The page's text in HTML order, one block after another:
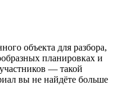
объекта для разбора,
планировках и
— такой
вы не найдёте больше